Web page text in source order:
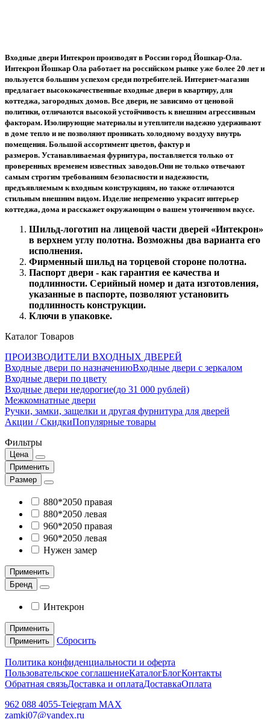
Входные двери Интекрон производят в России город Йошкар-Ола.
Интекрон Йошкар Ола работает на российском рынке уже более 20 лет и
пользуется большим успехом среди потребителей. Интернет-магазин
предлагает высококачественные входные двери в квартиру, для
коттеджа, загородных домов. Все двери, не зависимо от ценовой
политики, отличаются высокой устойчивость к внешним агрессивным
факторам. Изолирующие материалы и утеплители надежно удерживают
в доме тепло и не позволяют проникать холодному воздуху внутрь
помещения. Большой ассортимент цветов, фактур и
размеров. Устанавливаемая фурнитура, поставляется только от
проверенных временем известных заводов.Они не только отвечают
самым строгим требованиям безопасности и надежности,
предъявляемым к входным конструкциям, но также отличаются
стильным внешним видом. Изделие непременно украсит интерьер
коттеджа, дома и расскажет окружающим о вашем утонченном вкусе.
Шильд-логотип на лицевой части дверей «Интекрон»
в верхнем углу полотна. Возможны два варианта его
исполнения.
Фирменный шильд на торцевой стороне полотна.
Паспорт двери - как гарантия ее качества и
подлинности. Серийный номер и дата изготовления,
указанные в паспорте, позволяют установить
подлинность конструкции.
Ключи в упаковке.
Каталог Товаров
ПРОИЗВОДИТЕЛИ ВХОДНЫХ ДВЕРЕЙ
Входные двери по назначениюВходные двери с зеркалом
Входные двери по цвету
Входные двери недорогие(до 31 000 рублей)
Межкомнатные двери
Ручки, замки, защелки и другая фурнитура для дверей
Акции / СкидкиПопулярные товары
Фильтры
Цена
Применить
Размер
880*2050 правая
880*2050 левая
960*2050 правая
960*2050 левая
Нужен замер
Применить
Бренд
Интекрон
Применить
Применить
Сбросить
Политика конфиденциальности и оферта
Пользовательское соглашениеКаталогБлогКонтакты
Обратная связьДоставка и оплатаДоставкаОплата
962 088 4055-Teiegram МАХ
zamki07@yandex.ru